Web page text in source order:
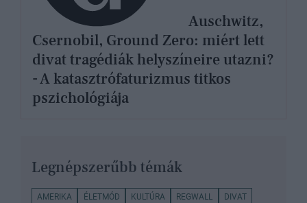
Auschwitz,
Csernobil, Ground Zero: miért lett
divat tragédiák helyszíneire utazni?
- A katasztrófaturizmus titkos
pszichológiája
Legnépszerűbb témák
AMERIKA ÉLETMÓD KULTÚRA REGWALL
DIVAT